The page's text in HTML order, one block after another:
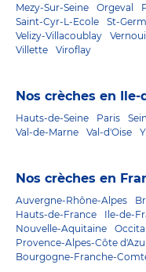
Mezy-Sur-Seine
Orgeval
Saint-Cyr-L-Ecole
St-
Velizy-Villacoublay
Villette
Viroflay
Nos crèches en Ile-
Hauts-de-Seine Paris
Val-de-Marne
Val-d'Oise
Nos crèches en
Auvergne-Rhône-Alpes
Hauts-de-France
Ile-de-
Nouvelle-Aquitaine
Provence-Alpes-Côte
Bourgogne-Franche-